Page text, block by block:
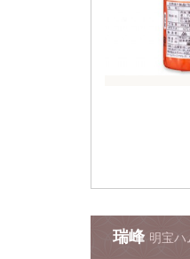
瑞峰 明宝ハ